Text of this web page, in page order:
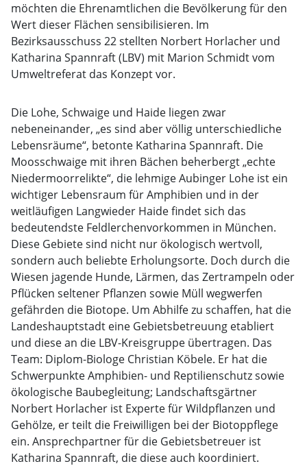
möchten die Ehrenamtlichen die Bevölkerung für den
Wert dieser Flächen sensibilisieren. Im
Bezirksausschuss 22 stellten Norbert Horlacher und
Katharina Spannraft (LBV) mit Marion Schmidt vom
Umweltreferat das Konzept vor.
Die Lohe, Schwaige und Haide liegen zwar
nebeneinander, „es sind aber völlig unterschiedliche
Lebensräume“, betonte Katharina Spannraft. Die
Moosschwaige mit ihren Bächen beherbergt „echte
Niedermoorrelikte“, die lehmige Aubinger Lohe ist ein
wichtiger Lebensraum für Amphibien und in der
weitläufigen Langwieder Haide findet sich das
bedeutendste Feldlerchenvorkommen in München.
Diese Gebiete sind nicht nur ökologisch wertvoll,
sondern auch beliebte Erholungsorte. Doch durch die
Wiesen jagende Hunde, Lärmen, das Zertrampeln oder
Pflücken seltener Pflanzen sowie Müll wegwerfen
gefährden die Biotope. Um Abhilfe zu schaffen, hat die
Landeshauptstadt eine Gebietsbetreuung etabliert
und diese an die LBV-Kreisgruppe übertragen. Das
Team: Diplom-Biologe Christian Köbele. Er hat die
Schwerpunkte Amphibien- und Reptilienschutz sowie
ökologische Baubegleitung; Landschaftsgärtner
Norbert Horlacher ist Experte für Wildpflanzen und
Gehölze, er teilt die Freiwilligen bei der Biotoppflege
ein. Ansprechpartner für die Gebietsbetreuer ist
Katharina Spannraft, die diese auch koordiniert.